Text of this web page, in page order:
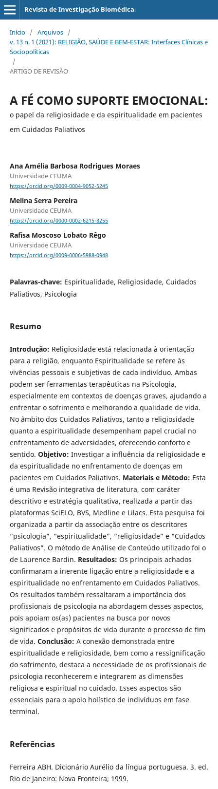
Revista de Investigação Biomédica
Início / Arquivos /
v. 13 n. 1 (2021): RELIGIÃO, SAÚDE E BEM-ESTAR: Interfaces Clínicas e
Sociopolíticas
/
ARTIGO DE REVISÃO
A FÉ COMO SUPORTE EMOCIONAL:
o papel da religiosidade e da espiritualidade em pacientes
em Cuidados Paliativos
Ana Amélia Barbosa Rodrigues Moraes
Universidade CEUMA
https://orcid.org/0009-0004-9052-5245
Melina Serra Pereira
Universidade CEUMA
https://orcid.org/0000-0002-6215-8255
Rafisa Moscoso Lobato Rêgo
Universidade CEUMA
https://orcid.org/0009-0006-5988-0948
Palavras-chave: Espiritualidade, Religiosidade, Cuidados
Paliativos, Psicologia
Resumo
Introdução: Religiosidade está relacionada à orientação
para a religião, enquanto Espiritualidade se refere às
vivências pessoais e subjetivas de cada indivíduo. Ambas
podem ser ferramentas terapêuticas na Psicologia,
especialmente em contextos de doenças graves, ajudando a
enfrentar o sofrimento e melhorando a qualidade de vida.
No âmbito dos Cuidados Paliativos, tanto a religiosidade
quanto a espiritualidade desempenham papel crucial no
enfrentamento de adversidades, oferecendo conforto e
sentido. Objetivo: Investigar a influência da religiosidade e
da espiritualidade no enfrentamento de doenças em
pacientes em Cuidados Paliativos. Materiais e Método: Esta
é uma Revisão integrativa de literatura, com caráter
descritivo e estratégia qualitativa, realizada a partir das
plataformas SciELO, BVS, Medline e Lilacs. Esta pesquisa foi
organizada a partir da associação entre os descritores
“psicologia”, “espiritualidade”, “religiosidade” e “Cuidados
Paliativos”. O método de Análise de Conteúdo utilizado foi o
de Laurence Bardin. Resultados: Os principais achados
confirmaram a inerente ligação entre a religiosidade e a
espiritualidade no enfrentamento em Cuidados Paliativos.
Os resultados também ressaltaram a importância dos
profissionais de psicologia na abordagem desses aspectos,
pois apoiam os(as) pacientes na busca por novos
significados e propósitos de vida durante o processo de fim
de vida. Conclusão: A conexão demonstrada entre
espiritualidade e religiosidade, bem como a ressignificação
do sofrimento, destaca a necessidade de os profissionais de
psicologia reconhecerem e integrarem as dimensões
religiosa e espiritual no cuidado. Esses aspectos são
essenciais para o apoio holístico de indivíduos em fase
terminal.
Referências
Ferreira ABH. Dicionário Aurélio da língua portuguesa. 3. ed.
Rio de Janeiro: Nova Fronteira; 1999.